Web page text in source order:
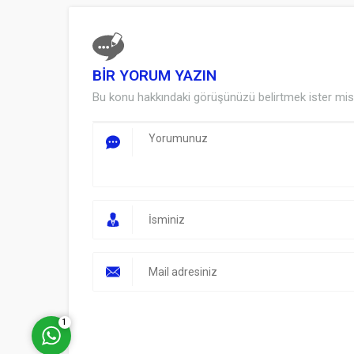
BİR YORUM YAZIN
Bu konu hakkındaki görüşünüzü belirtmek ister
Cevap Yaz
1